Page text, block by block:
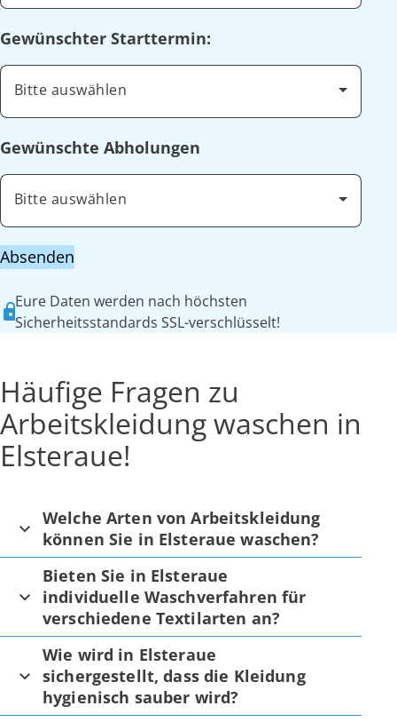
Gewünschter Starttermin:
Bitte auswählen
Gewünschte Abholungen
Bitte auswählen
Absenden
Eure Daten werden nach höchsten
Sicherheitsstandards SSL-verschlüsselt!
Häufige Fragen zu
Arbeitskleidung waschen in
Elsteraue!
Welche Arten von Arbeitskleidung
können Sie in Elsteraue waschen?
Bieten Sie in Elsteraue
individuelle Waschverfahren für
verschiedene Textilarten an?
Wie wird in Elsteraue
sichergestellt, dass die Kleidung
hygienisch sauber wird?